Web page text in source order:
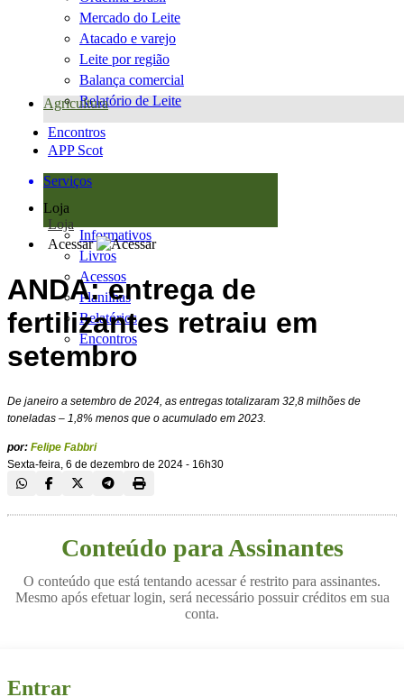
Mercado do Leite
Atacado e varejo
Leite por região
Balança comercial
Relatório de Leite
Agricultura
Encontros
APP Scot
Serviços
Loja
Loja
Informativos
Livros
Acessos
Planilhas
Relatórios
Encontros
Acessar
ANDA: entrega de
fertilizantes retraiu em
setembro
De janeiro a setembro de 2024, as entregas totalizaram 32,8 milhões de
toneladas – 1,8% menos que o acumulado em 2023.
por: Felipe Fabbri
Sexta-feira, 6 de dezembro de 2024 - 16h30
Conteúdo para Assinantes
O conteúdo que está tentando acessar é restrito para assinantes.
Mesmo após efetuar login, será necessário possuir créditos em sua
conta.
Entrar